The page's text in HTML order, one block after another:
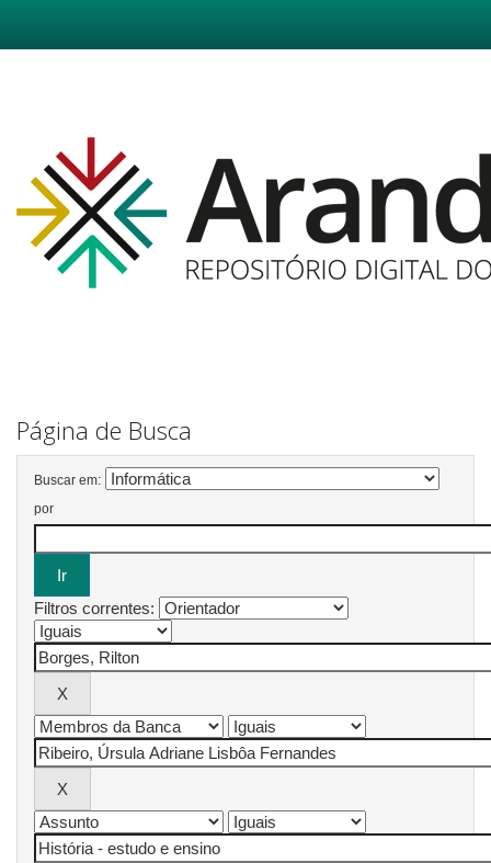
Página de Busca
Buscar em:
por
Filtros correntes: